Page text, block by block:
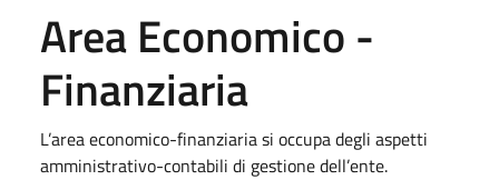
Area Economico -
Finanziaria
L’area economico-finanziaria si occupa degli aspetti
amministrativo-contabili di gestione dell’ente.